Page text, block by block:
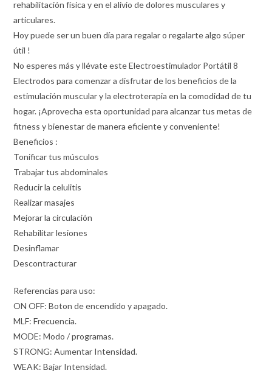
rehabilitación física y en el alivio de dolores musculares y
articulares.
Hoy puede ser un buen día para regalar o regalarte algo súper
útil !
No esperes más y llévate este Electroestimulador Portátil 8
Electrodos para comenzar a disfrutar de los beneficios de la
estimulación muscular y la electroterapia en la comodidad de tu
hogar. ¡Aprovecha esta oportunidad para alcanzar tus metas de
fitness y bienestar de manera eficiente y conveniente!
Beneficios :
Tonificar tus músculos
Trabajar tus abdominales
Reducir la celulitis
Realizar masajes
Mejorar la circulación
Rehabilitar lesiones
Desinflamar
Descontracturar
Referencias para uso:
ON OFF: Boton de encendido y apagado.
MLF: Frecuencia.
MODE: Modo / programas.
STRONG: Aumentar Intensidad.
WEAK: Bajar Intensidad.